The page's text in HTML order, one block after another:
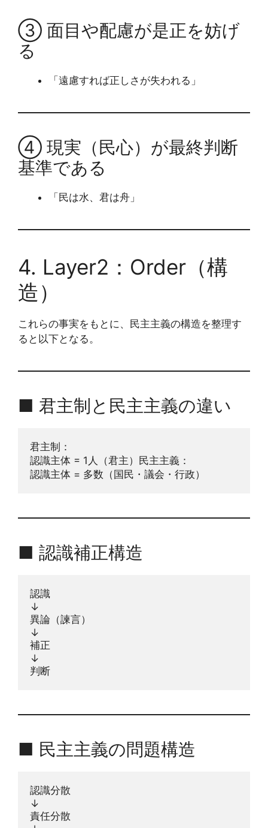
③ 面目や配慮が是正を妨げ
る
「遠慮すれば正しさが失われる」
④ 現実（民心）が最終判断
基準である
「民は水、君は舟」
4. Layer2：Order（構
造）
これらの事実をもとに、民主主義の構造を整理す
ると以下となる。
■ 君主制と民主主義の違い
君主制：
認識主体 = 1人（君主）民主主義：
認識主体 = 多数（国民・議会・行政）
■ 認識補正構造
認識
↓
異論（諫言）
↓
補正
↓
判断
■ 民主主義の問題構造
認識分散
↓
責任分散